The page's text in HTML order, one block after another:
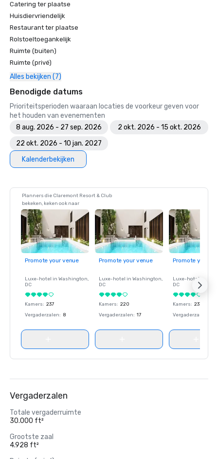
Catering ter plaatse
Huisdiervriendelijk
Restaurant ter plaatse
Rolstoeltoegankelijk
Ruimte (buiten)
Ruimte (privé)
Alles bekijken (7)
Benodigde datums
Prioriteitsperioden waaraan locaties de voorkeur geven voor
het houden van evenementen
8 aug. 2026 - 27 sep. 2026
2 okt. 2026 - 15 okt. 2026
22 okt. 2026 - 10 jan. 2027
Kalenderbekijken
Planners die Claremont Resort & Club
bekeken, keken ook naar
Promote your venue
Luxe-hotel in Washington,
DC
Kamers: 237
Vergaderzalen: 8
Promote your venue
Luxe-hotel in Washington,
DC
Kamers: 220
Vergaderzalen: 17
Promote your
Luxe-hotel in
DC
Kamers: 237
Vergaderzalen
Vergaderzalen
Totale vergaderruimte
30.000 ft²
Grootste zaal
4.928 ft²